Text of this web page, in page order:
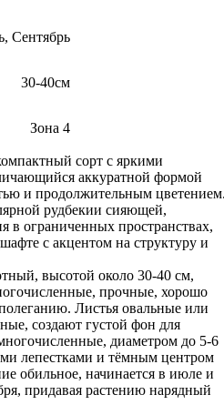
, Сентябрь
30-40см
Зона 4
сорт с яркими
аккуратной формой
и продолжительным
рудбекии сияющей,
в ограниченных пространствах,
с акцентом на структуру и
высотой около 30-40 см,
прочные, хорошо
Листья овальные или
создают густой фон для
диаметром до 5-6
лепестками и тёмным центром
обильное, начинается в июле и
придавая растению нарядный